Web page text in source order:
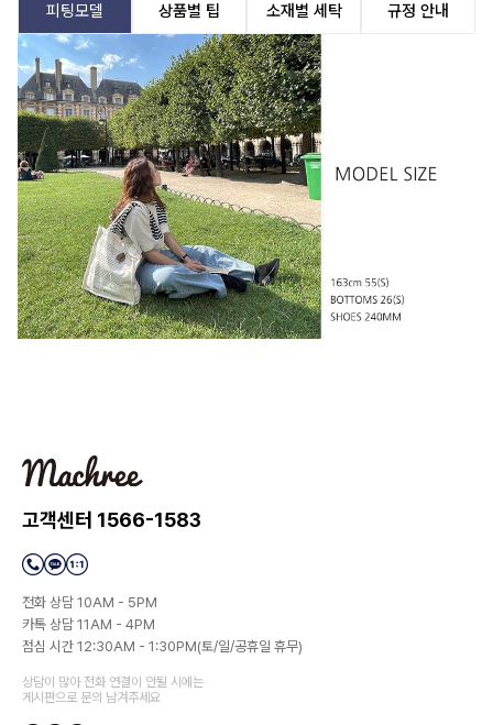
피팅모델 상품별 팁 소재별 세탁 규정 안내
고객센터 1566-1583
전화 상담 10AM - 5PM
카톡 상담 11AM - 4PM
점심 시간 12:30AM - 1:30PM(토/일/공휴일 휴무)
상담이 많아 전화 연결이 안될 시에는
게시판으로 문의 남겨주세요